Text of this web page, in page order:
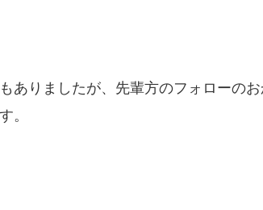
りましたが、先輩方のフォローのお
。